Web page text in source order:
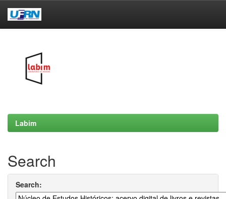
Labim
Search
Search: